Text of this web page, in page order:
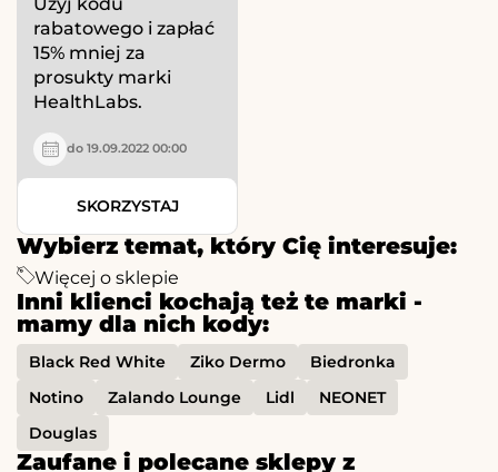
Wybierz temat, który Cię interesuje:
Więcej o sklepie
Inni klienci kochają też te marki -
mamy dla nich kody:
Black Red White Ziko Dermo
Biedronka
Notino
Zalando Lounge Lidl
NEONET
Douglas
Zaufane i polecane sklepy z
rabatowego i zapłać
15% mniej za
prosukty marki
HealthLabs.
do 19.09.2022 00:00
SKORZYSTAJ